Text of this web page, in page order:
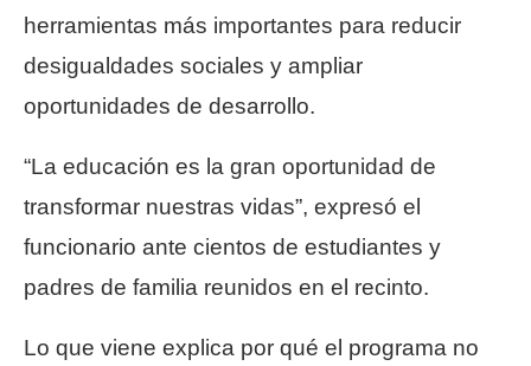
herramientas más importantes para reducir
desigualdades sociales y ampliar
oportunidades de desarrollo.
“La educación es la gran oportunidad de
transformar nuestras vidas”, expresó el
funcionario ante cientos de estudiantes y
padres de familia reunidos en el recinto.
Lo que viene explica por qué el programa no